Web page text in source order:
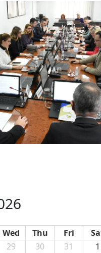
Wed Thu Fri
29 30 31 1